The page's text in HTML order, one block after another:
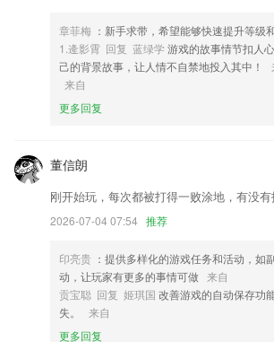
4,超级积分系统:客户到店消费自动获得积分,积分
或线下门店抵现金使用
5,【开启艺术之旅】与未来上级直接沟通,当场拍板,
6,【拍错题搜答案】
1.错题汇总：自动收录错题，重点加强、理解易错题
2.虎啸奖以其独特的“性格”魅力
3.自行选择喜欢的诗词篇章或者诗词句子制作阅读
一起阅读
4.描摹数字、清点数数、计算比较、四则运算等；
5.在线即可实现技能提升，提供了各种类型的办公
6.50万+学时的在线精选课程，涵盖企业管理、市
章菲梅 ：新手求带，希望能够快速提升等级
1.逄影霄 回复 蓝绿学 游戏的故事情节扣人
己的背景故事，让人情不自禁地投入其中！
来自
更多回复
董信朗
刚开始玩，每次都被打得一败涂地，有没
2026-07-04 07:54 推荐
印亮贵 ：提供多样化的游戏任务和活动，如
动，让玩家有更多的事情可做 来自
贡宝聪 回复 姬琪国 改善游戏的自动保存功
失。
来自
更多回复